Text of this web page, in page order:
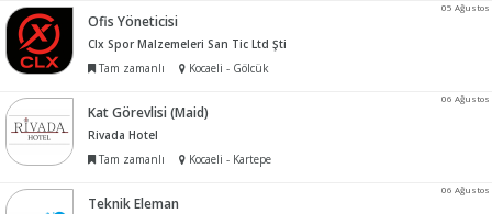
05 Ağustos
Ofis Yöneticisi
Clx Spor Malzemeleri San Tic Ltd Şti
Tam zamanlı
Kocaeli - Gölcük
06 Ağustos
Kat Görevlisi (Maid)
Rivada Hotel
Tam zamanlı
Kocaeli - Kartepe
06 Ağustos
Teknik Eleman